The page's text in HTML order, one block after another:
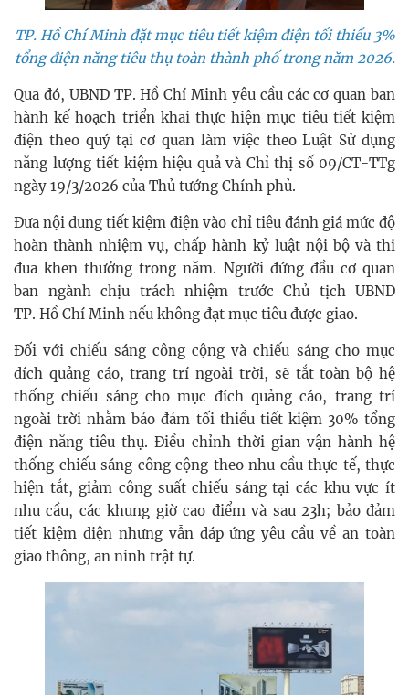
TP. Hồ Chí Minh đặt mục tiêu tiết kiệm điện tối thiểu 3%
tổng điện năng tiêu thụ toàn thành phố trong năm 2026.
Qua đó, UBND TP. Hồ Chí Minh yêu cầu các cơ quan ban
hành kế hoạch triển khai thực hiện mục tiêu tiết kiệm
điện theo quý tại cơ quan làm việc theo Luật Sử dụng
năng lượng tiết kiệm hiệu quả và Chỉ thị số 09/CT-TTg
ngày 19/3/2026 của Thủ tướng Chính phủ.
Đưa nội dung tiết kiệm điện vào chỉ tiêu đánh giá mức độ
hoàn thành nhiệm vụ, chấp hành kỷ luật nội bộ và thi
đua khen thưởng trong năm. Người đứng đầu cơ quan
ban ngành chịu trách nhiệm trước Chủ tịch UBND
TP. Hồ Chí Minh nếu không đạt mục tiêu được giao.
Đối với chiếu sáng công cộng và chiếu sáng cho mục
đích quảng cáo, trang trí ngoài trời, sẽ tắt toàn bộ hệ
thống chiếu sáng cho mục đích quảng cáo, trang trí
ngoài trời nhằm bảo đảm tối thiểu tiết kiệm 30% tổng
điện năng tiêu thụ. Điều chỉnh thời gian vận hành hệ
thống chiếu sáng công cộng theo nhu cầu thực tế, thực
hiện tắt, giảm công suất chiếu sáng tại các khu vực ít
nhu cầu, các khung giờ cao điểm và sau 23h; bảo đảm
tiết kiệm điện nhưng vẫn đáp ứng yêu cầu về an toàn
giao thông, an ninh trật tự.